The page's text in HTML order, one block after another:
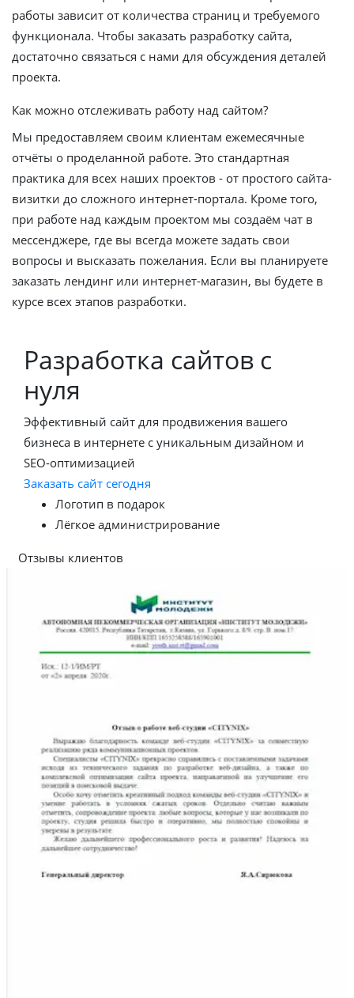
работы зависит от количества страниц и требуемого
функционала. Чтобы заказать разработку сайта,
достаточно связаться с нами для обсуждения деталей
проекта.
Как можно отслеживать работу над сайтом?
Мы предоставляем своим клиентам ежемесячные
отчёты о проделанной работе. Это стандартная
практика для всех наших проектов - от простого сайта-
визитки до сложного интернет-портала. Кроме того,
при работе над каждым проектом мы создаём чат в
мессенджере, где вы всегда можете задать свои
вопросы и высказать пожелания. Если вы планируете
заказать лендинг или интернет-магазин, вы будете в
курсе всех этапов разработки.
Разработка сайтов с
нуля
Эффективный сайт для продвижения вашего
бизнеса в интернете с уникальным дизайном и
SEO-оптимизацией
Заказать сайт сегодня
Логотип в подарок
Лёгкое администрирование
Отзывы клиентов